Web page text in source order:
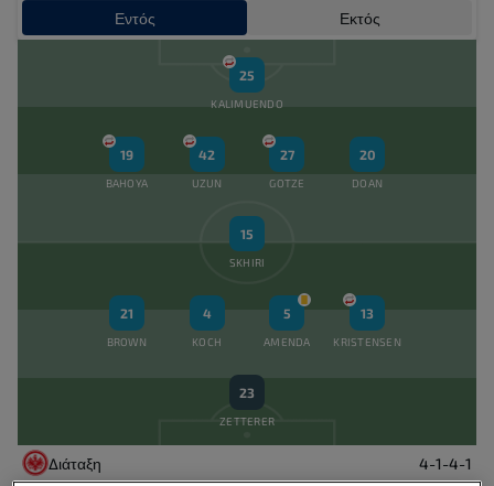
Γκολ ( 1 : 2 )
Κίτρινη κάρτα
Maximilian Mittelstadt
Αλλαγή εκτός
Αλλαγή εντός
Mahmoud Dahoud
60' Jonathan Burkardt
Εντός Εκτός
25
KALIMUENDO
20
DOAN
27
GOTZE
42
UZUN
19
BAHOYA
15
SKHIRI
13
KRISTENSEN
5
AMENDA
4
KOCH
21
BROWN
23
ZETTERER
Διάταξη 4-1-4-1